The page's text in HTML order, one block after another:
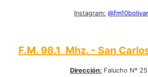
Instagram: @fm10bolivar
F.M. 98.1 Mhz. - San
Dirección: Falucho Nº